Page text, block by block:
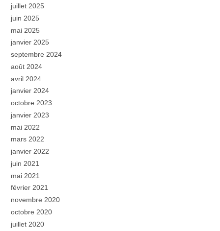
juillet 2025
juin 2025
mai 2025
janvier 2025
septembre 2024
août 2024
avril 2024
janvier 2024
octobre 2023
janvier 2023
mai 2022
mars 2022
janvier 2022
juin 2021
mai 2021
février 2021
novembre 2020
octobre 2020
juillet 2020